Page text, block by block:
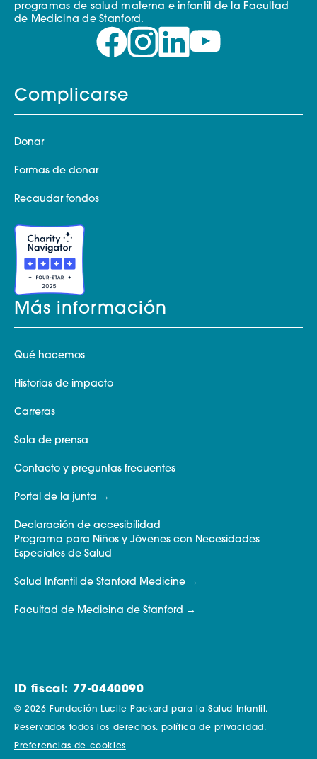
programas de salud materna e infantil de la Facultad
de Medicina de Stanford.
Complicarse
Donar
Formas de donar
Recaudar fondos
Más información
Qué hacemos
Historias de impacto
Carreras
Sala de prensa
Contacto y preguntas frecuentes
Portal de la junta
Declaración de accesibilidad
Programa para Niños y Jóvenes con Necesidades
Especiales de Salud
Salud Infantil de Stanford Medicine
Facultad de Medicina de Stanford
ID fiscal: 77-0440090
© 2026 Fundación Lucile Packard para la Salud Infantil.
Reservados todos los derechos. política de privacidad.
Preferencias de cookies